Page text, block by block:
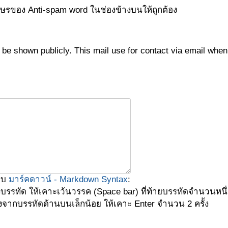
อง Anti-spam word ในช่องข้างบนให้ถูกต้อง
shown publicly. This mail use for contact via email
มาร์คดาวน์ - Markdown Syntax:
รทัด ให้เคาะเว้นวรรค (Space bar) ที่ท้ายบรรทัดจำนวนหนึ่
ากบรรทัดด้านบนเล็กน้อย ให้เคาะ Enter จำนวน 2 ครั้ง